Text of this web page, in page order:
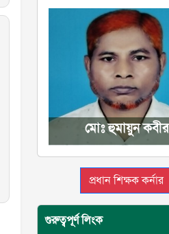
মোঃ হুমায়ুন কবীর
প্রধান শিক্ষক কর্নার
গুরুত্বপূর্ণ লিংক